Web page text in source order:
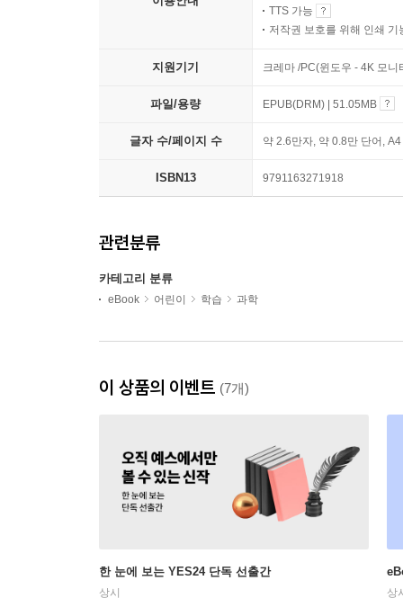
TTS 가능
저작권 보호를 위해 인쇄 기
지원기기 크레마 /PC(윈도우 - 4K 모
파일/용량 EPUB(DRM) | 51.05MB
글자 수/페이지 수 약 2.6만자, 약 0.8만 단어,
ISBN13 9791163271918
관련분류
카테고리 분류
eBook 어린이 학습 과학
이 상품의 이벤트 (7개)
한 눈에 보는 YES24 단독 선출간
상시 상